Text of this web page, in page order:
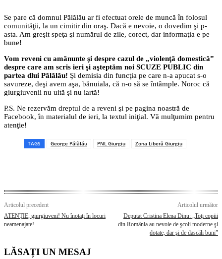
Se pare că domnul Pălălău ar fi efectuat orele de muncă în folosul
comunităţii, la un cimitir din oraş. Dacă e nevoie, o dovedim şi p-
asta. Am greşit speţa şi numărul de zile, corect, dar informaţia e pe
bune!
Vom reveni cu amănunte şi despre cazul de „violenţă domestică”
despre care am scris ieri şi aşteptăm noi SCUZE PUBLIC din
partea dlui Pălălău! Şi demisia din funcţia pe care n-a apucat s-o
savureze, deşi avem aşa, bănuiala, că n-o să se întâmple. Noroc că
giurgiuvenii nu uită şi nu iartă!
P.S. Ne rezervăm dreptul de a reveni şi pe pagina noastră de
Facebook, în materialul de ieri, la textul iniţial. Vă mulţumim pentru
atenţie!
TAGS George Pălălău PNL Giurgiu Zona Liberă Giurgiu
Articolul precedent
ATENŢIE, giurgiuveni! Nu înotaţi în locuri
neamenajate!
Articolul următor
Deputat Cristina Elena Dinu: „Toţi copiii
din România au nevoie de şcoli moderne şi
dotate, dar şi de dascăli buni”
LĂSAȚI UN MESAJ